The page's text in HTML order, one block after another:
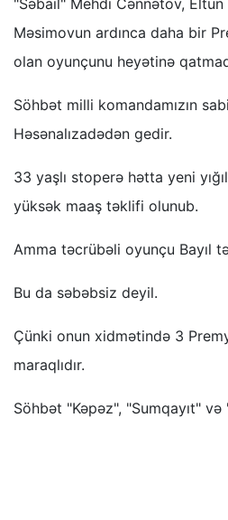
"Səbail" Mehdi Cənnətov,
Məsimovun ardınca daha bir
olan oyunçunu heyətinə
Söhbət milli komandamızın
Həsənalızadədən gedir.
33 yaşlı stoperə hətta yeni
yüksək maaş təklifi olunub.
Amma təcrübəli oyunçu Bayıl
Bu da səbəbsiz deyil.
Çünki onun xidmətində 3
maraqlıdır.
Söhbət "Kəpəz", "Sumqayıt"